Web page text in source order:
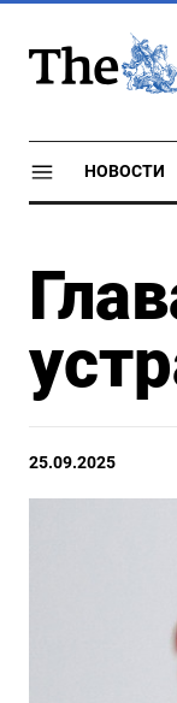
НОВОСТИ
25.09.2025